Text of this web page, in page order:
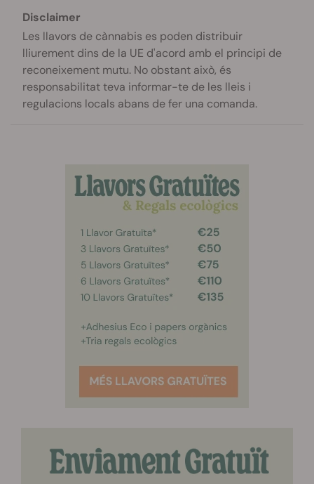
Disclaimer
Les llavors de cànnabis es poden distribuir
lliurement dins de la UE d'acord amb el principi de
reconeixement mutu. No obstant això, és
responsabilitat teva informar-te de les lleis i
regulacions locals abans de fer una comanda.